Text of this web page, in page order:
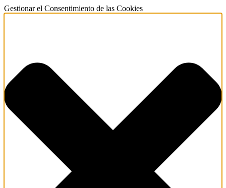
Gestionar el Consentimiento de las Cookies